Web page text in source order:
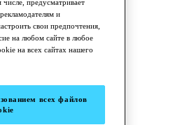
предусматривает
и
свои предпочтения,
на любом сайте в любое
на всех сайтах нашего
всех файлов